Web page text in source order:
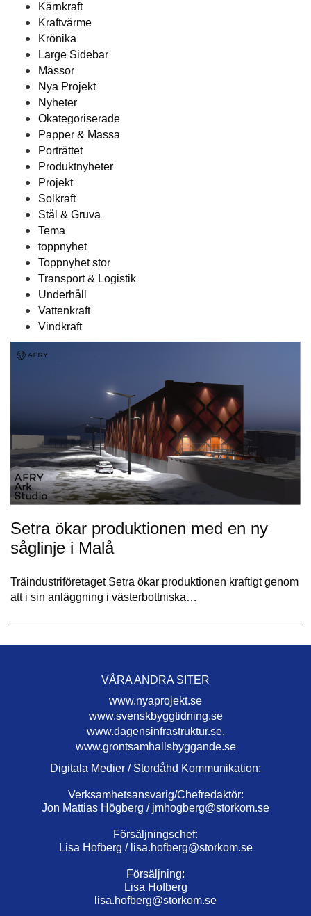
Kärnkraft
Kraftvärme
Krönika
Large Sidebar
Mässor
Nya Projekt
Nyheter
Okategoriserade
Papper & Massa
Porträttet
Produktnyheter
Projekt
Solkraft
Stål & Gruva
Tema
toppnyhet
Toppnyhet stor
Transport & Logistik
Underhåll
Vattenkraft
Vindkraft
Setra ökar produktionen med en ny
såglinje i Malå
Träindustriföretaget Setra ökar produktionen kraftigt genom
att i sin anläggning i västerbottniska…
VÅRA ANDRA SITER
www.nyaprojekt.se
www.svenskbyggtidning.se
www.dagensinfrastruktur.se.
www.grontsamhallsbyggande.se
Digitala Medier / Stordåhd Kommunikation:
Verksamhetsansvarig/Chefredaktör:
Jon Mattias Högberg / jmhogberg@storkom.se
Försäljningschef:
Lisa Hofberg / lisa.hofberg@storkom.se
Försäljning:
Lisa Hofberg
lisa.hofberg@storkom.se